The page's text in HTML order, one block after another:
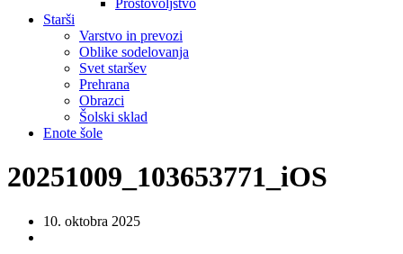
Prostovoljstvo
Starši
Varstvo in prevozi
Oblike sodelovanja
Svet staršev
Prehrana
Obrazci
Šolski sklad
Enote šole
20251009_103653771_iOS
10. oktobra 2025